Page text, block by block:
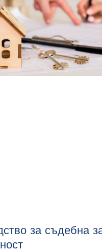
за съдебна